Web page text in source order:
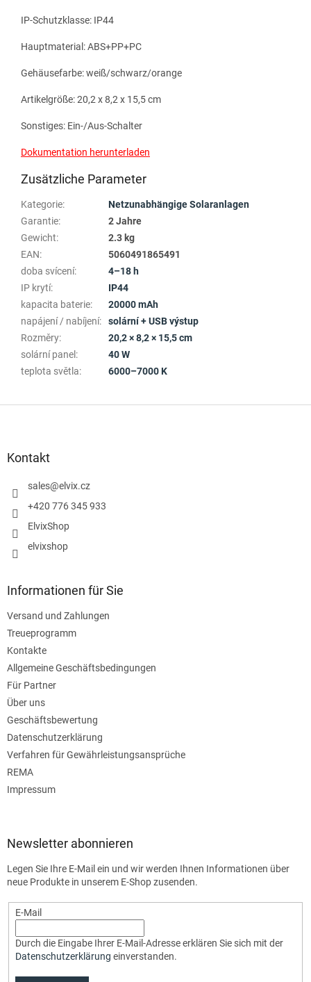
IP-Schutzklasse: IP44
Hauptmaterial: ABS+PP+PC
Gehäusefarbe: weiß/schwarz/orange
Artikelgröße: 20,2 x 8,2 x 15,5 cm
Sonstiges: Ein-/Aus-Schalter
Dokumentation herunterladen
Zusätzliche Parameter
Kategorie:
Netzunabhängige Solaranlagen
Garantie:
2 Jahre
Gewicht:
2.3 kg
EAN:
5060491865491
doba svícení:
4–18 h
IP krytí:
IP44
kapacita baterie:
20000 mAh
napájení / nabíjení:
solární + USB výstup
Rozměry:
20,2 × 8,2 × 15,5 cm
solární panel :
40 W
teplota světla: 6000–7000 K
Kontakt
sales@elvix.cz
+420 776 345 933
ElvixShop
elvixshop
Informationen für Sie
Versand und Zahlungen
Treueprogramm
Kontakte
Allgemeine Geschäftsbedingungen
Für Partner
Über uns
Geschäftsbewertung
Datenschutzerklärung
Verfahren für Gewährleistungsansprüche
REMA
Impressum
Newsletter abonnieren
Legen Sie Ihre E-Mail ein und wir werden Ihnen Informationen über
neue Produkte in unserem E-Shop zusenden.
E-Mail
Durch die Eingabe Ihrer E-Mail-Adresse erklären Sie sich mit der
Datenschutzerklärung einverstanden.